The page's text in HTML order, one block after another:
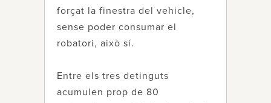
forçat la finestra del vehicle,
sense poder consumar el
robatori, això sí.
Entre els tres detinguts
acumulen prop de 80